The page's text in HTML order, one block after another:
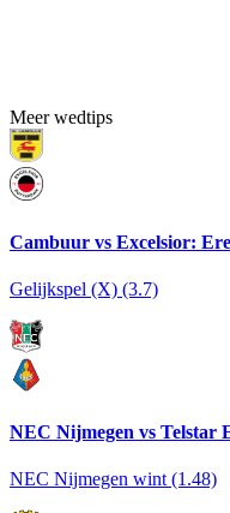
Meer wedtips
Cambuur vs Excelsior:
Gelijkspel (X) (3.7)
NEC Nijmegen vs Telstar
NEC Nijmegen wint (1.48)